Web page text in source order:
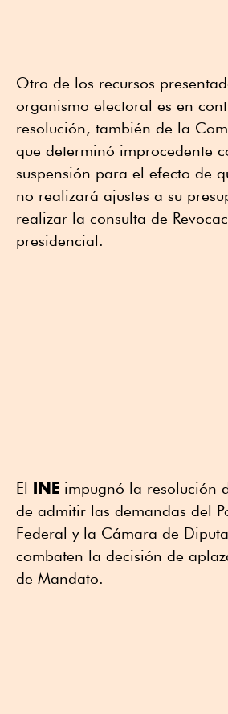
Otro de los recursos
organismo electoral es en
resolución, también de la
que determinó improcedente
suspensión para el efecto de
no realizará ajustes a su
realizar la consulta de
presidencial.
El INE impugnó la resolución
de admitir las demandas del
Federal y la Cámara de
combaten la decisión de
de Mandato.